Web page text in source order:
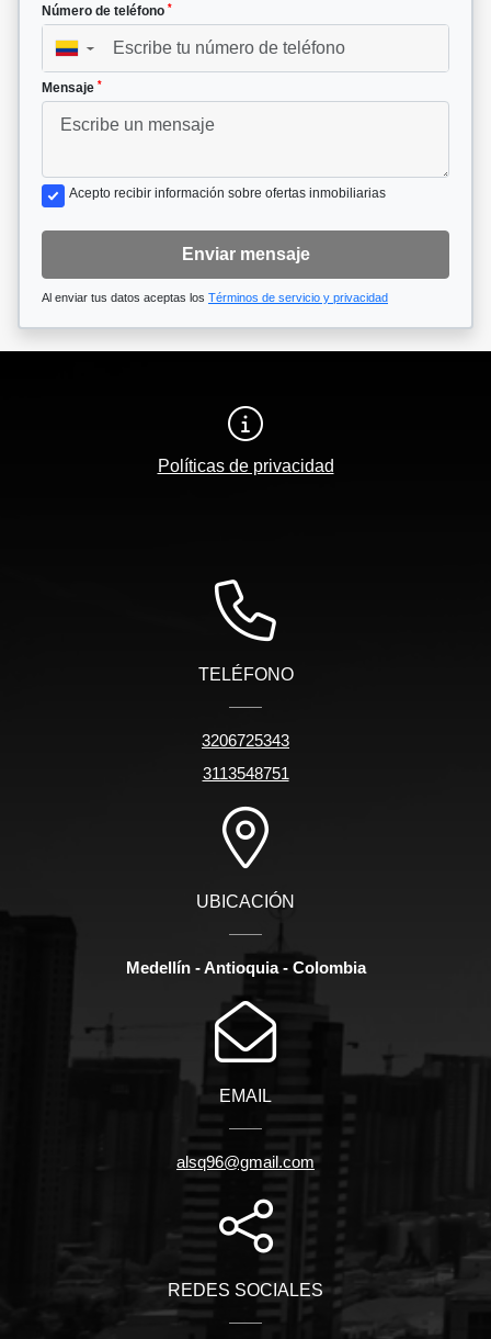
Número de teléfono *
▼
Mensaje *
Acepto recibir información sobre ofertas inmobiliarias
Enviar mensaje
Al enviar tus datos aceptas los Términos de servicio y privacidad
Políticas de privacidad
TELÉFONO
3206725343
3113548751
UBICACIÓN
Medellín - Antioquia - Colombia
EMAIL
alsq96@gmail.com
REDES SOCIALES